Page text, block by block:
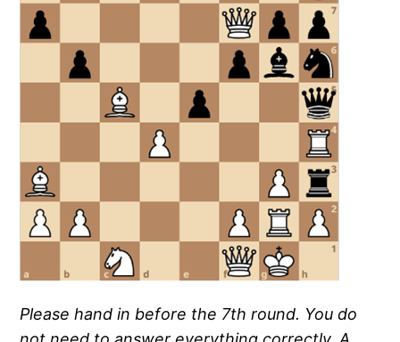
Please hand in before the 7th round. You do